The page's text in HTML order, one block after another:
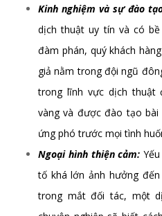
Kinh nghiệm và sự đào
dịch thuật uy tín và có
đàm phán, quý khách
giả nằm trong đội ngũ
trong lĩnh vực dịch thuật
vàng và được đào tạo bài
ứng phó trước mọi tình
Ngoại hình thiện cảm:
tố khá lớn ảnh hưởng
trong mắt đối tác, một